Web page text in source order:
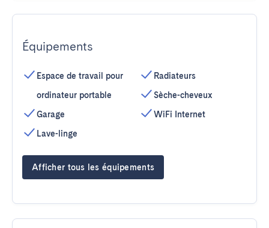
Équipements
Espace de travail pour
ordinateur portable
Garage
Lave-linge
Radiateurs
Sèche-cheveux
WiFi Internet
Afficher tous les équipements